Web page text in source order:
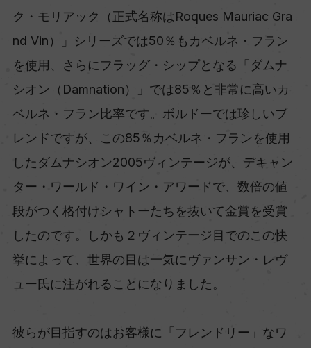
ク・モリアック（正式名称はRoques Mauriac Gra
nd Vin）」シリーズでは50％もカベルネ・フラン
を使用、さらにフラッグ・シップとなる「ダムナ
シオン（Damnation）」では85％と非常に高いカ
ベルネ・フラン比率です。ボルドーでは珍しいブ
レンドですが、この85％カベルネ・フランを使用
したダムナシオン2005ヴィンテージが、デキャン
ター・ワールド・ワイン・アワードで、数倍の値
段がつく格付けシャトーたちを抜いて金賞を受賞
したのです。しかも２ヴィンテージ目でのこの快
挙によって、世界の目は一気にヴァンサン・レヴ
ュー氏に注がれることになりました。
彼らが目指すのはお客様に「フレンドリー」なワ